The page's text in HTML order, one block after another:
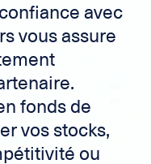
avec
vous assure
fonds de
vos stocks,
ou